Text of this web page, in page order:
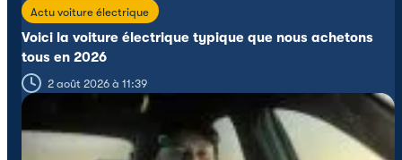
Actu voiture électrique
Voici la voiture électrique typique que nous achetons
tous en 2026
2 août 2026 à 11:39